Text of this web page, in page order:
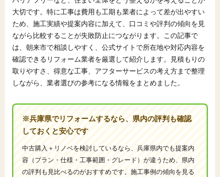
大切です。特に工事は費用も工期も業者によって差が出やすい
ため、施工実績や提案内容に加えて、口コミや評判の傾向を見
ながら比較することが失敗防止につながります。この記事で
は、朝来市で相談しやすく、公式サイトで所在地や対応内容を
確認できるリフォーム業者を厳選して紹介します。見積もりの
取りやすさ、得意な工事、アフターサービスの考え方まで整理
しながら、業者選びの参考になる情報をまとめました。
※兵庫県でリフォームするなら、県内の評判も確認
しておくと安心です
中古購入＋リノベを検討しているなら、兵庫県内でも提案内
容（プラン・仕様・工事範囲・グレード）が違うため、県内
の評判も見比べるのがおすすめです。施工事例の傾向を見る